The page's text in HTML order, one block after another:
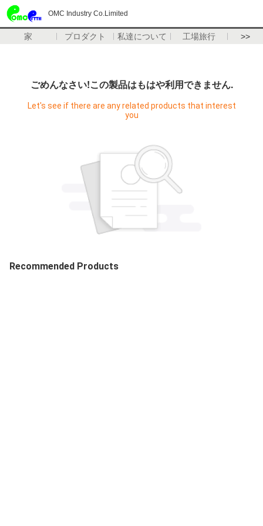
OMC Industry Co.Limited
家 プロダクト 私達について 工場旅行 >>
ごめんなさい!この製品はもはや利用できません.
Let's see if there are any related products that interest
you
Recommended Products